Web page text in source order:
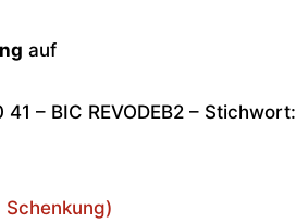
auf
– BIC REVODEB2 – Stichwort:
Schenkung)